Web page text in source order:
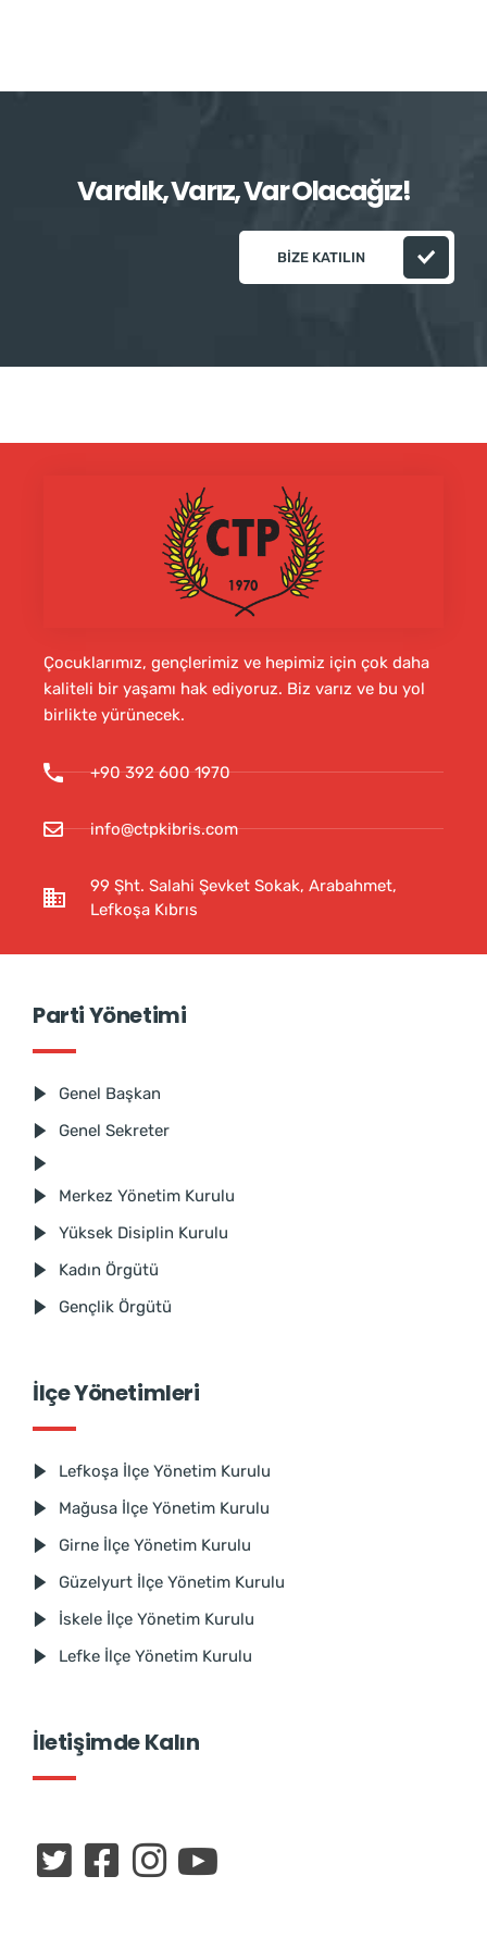
Vardık, Varız, Var Olacağız!
BIZE KATILIN
Çocuklarımız, gençlerimiz ve hepimiz için çok daha
kaliteli bir yaşamı hak ediyoruz. Biz varız ve bu yol
birlikte yürünecek.
+90 392 600 1970
info@ctpkibris.com
99 Şht. Salahi Şevket Sokak, Arabahmet,
Lefkoşa Kıbrıs
Parti Yönetimi
Genel Başkan
Genel Sekreter
Merkez Yönetim Kurulu
Yüksek Disiplin Kurulu
Kadın Örgütü
Gençlik Örgütü
İlçe Yönetimleri
Lefkoşa İlçe Yönetim Kurulu
Mağusa İlçe Yönetim Kurulu
Girne İlçe Yönetim Kurulu
Güzelyurt İlçe Yönetim Kurulu
İskele İlçe Yönetim Kurulu
Lefke İlçe Yönetim Kurulu
İletişimde Kalın